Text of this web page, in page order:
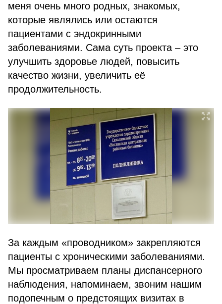
меня очень много родных, знакомых,
которые являлись или остаются
пациентами с эндокринными
заболеваниями. Сама суть проекта – это
улучшить здоровье людей, повысить
качество жизни, увеличить её
продолжительность.
За каждым «проводником» закрепляются
пациенты с хроническими заболеваниями.
Мы просматриваем планы диспансерного
наблюдения, напоминаем, звоним нашим
подопечным о предстоящих визитах в